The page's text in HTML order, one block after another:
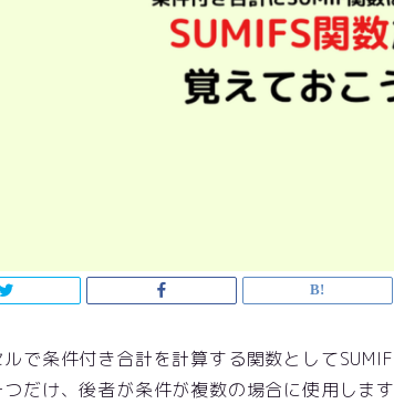
で条件付き合計を計算する関数として
だけ、後者が条件が複数の場合に使用します